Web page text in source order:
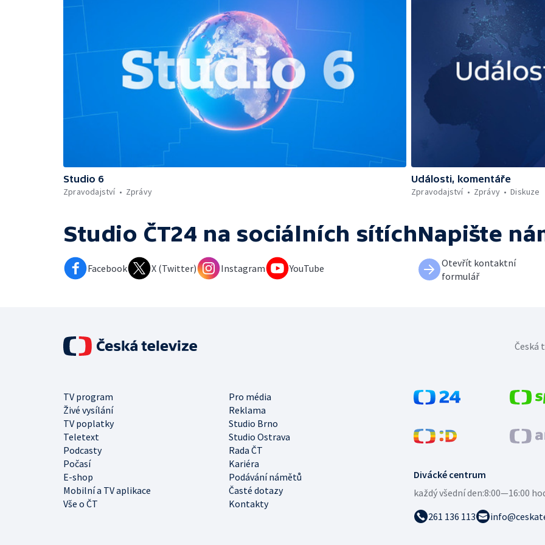
Studio 6
Zpravodajství
Zprávy
Události, komentáře
Zpravodajství
Zprávy Diskuze
Studio ČT24 na sociálních sítích
Facebook X (Twitter) Instagram YouTube
Napište
Otevřít kontaktní
formulář
Divácké centrum
každý všední den:8:00—16:00
261 136 113
TV program
Pro média
Živé vysílání
Reklama
TV poplatky
Studio Brno
Teletext
Studio Ostrava
Podcasty
Rada ČT
Počasí
Kariéra
E-shop
Podávání námětů
Mobilní a TV aplikace
Časté dotazy
Vše o ČT
Kontakty
Česká